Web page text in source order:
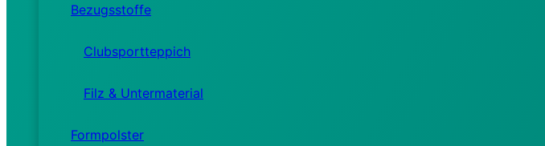
Bezugsstoffe
Clubsportteppich
Filz & Untermaterial
Formpolster